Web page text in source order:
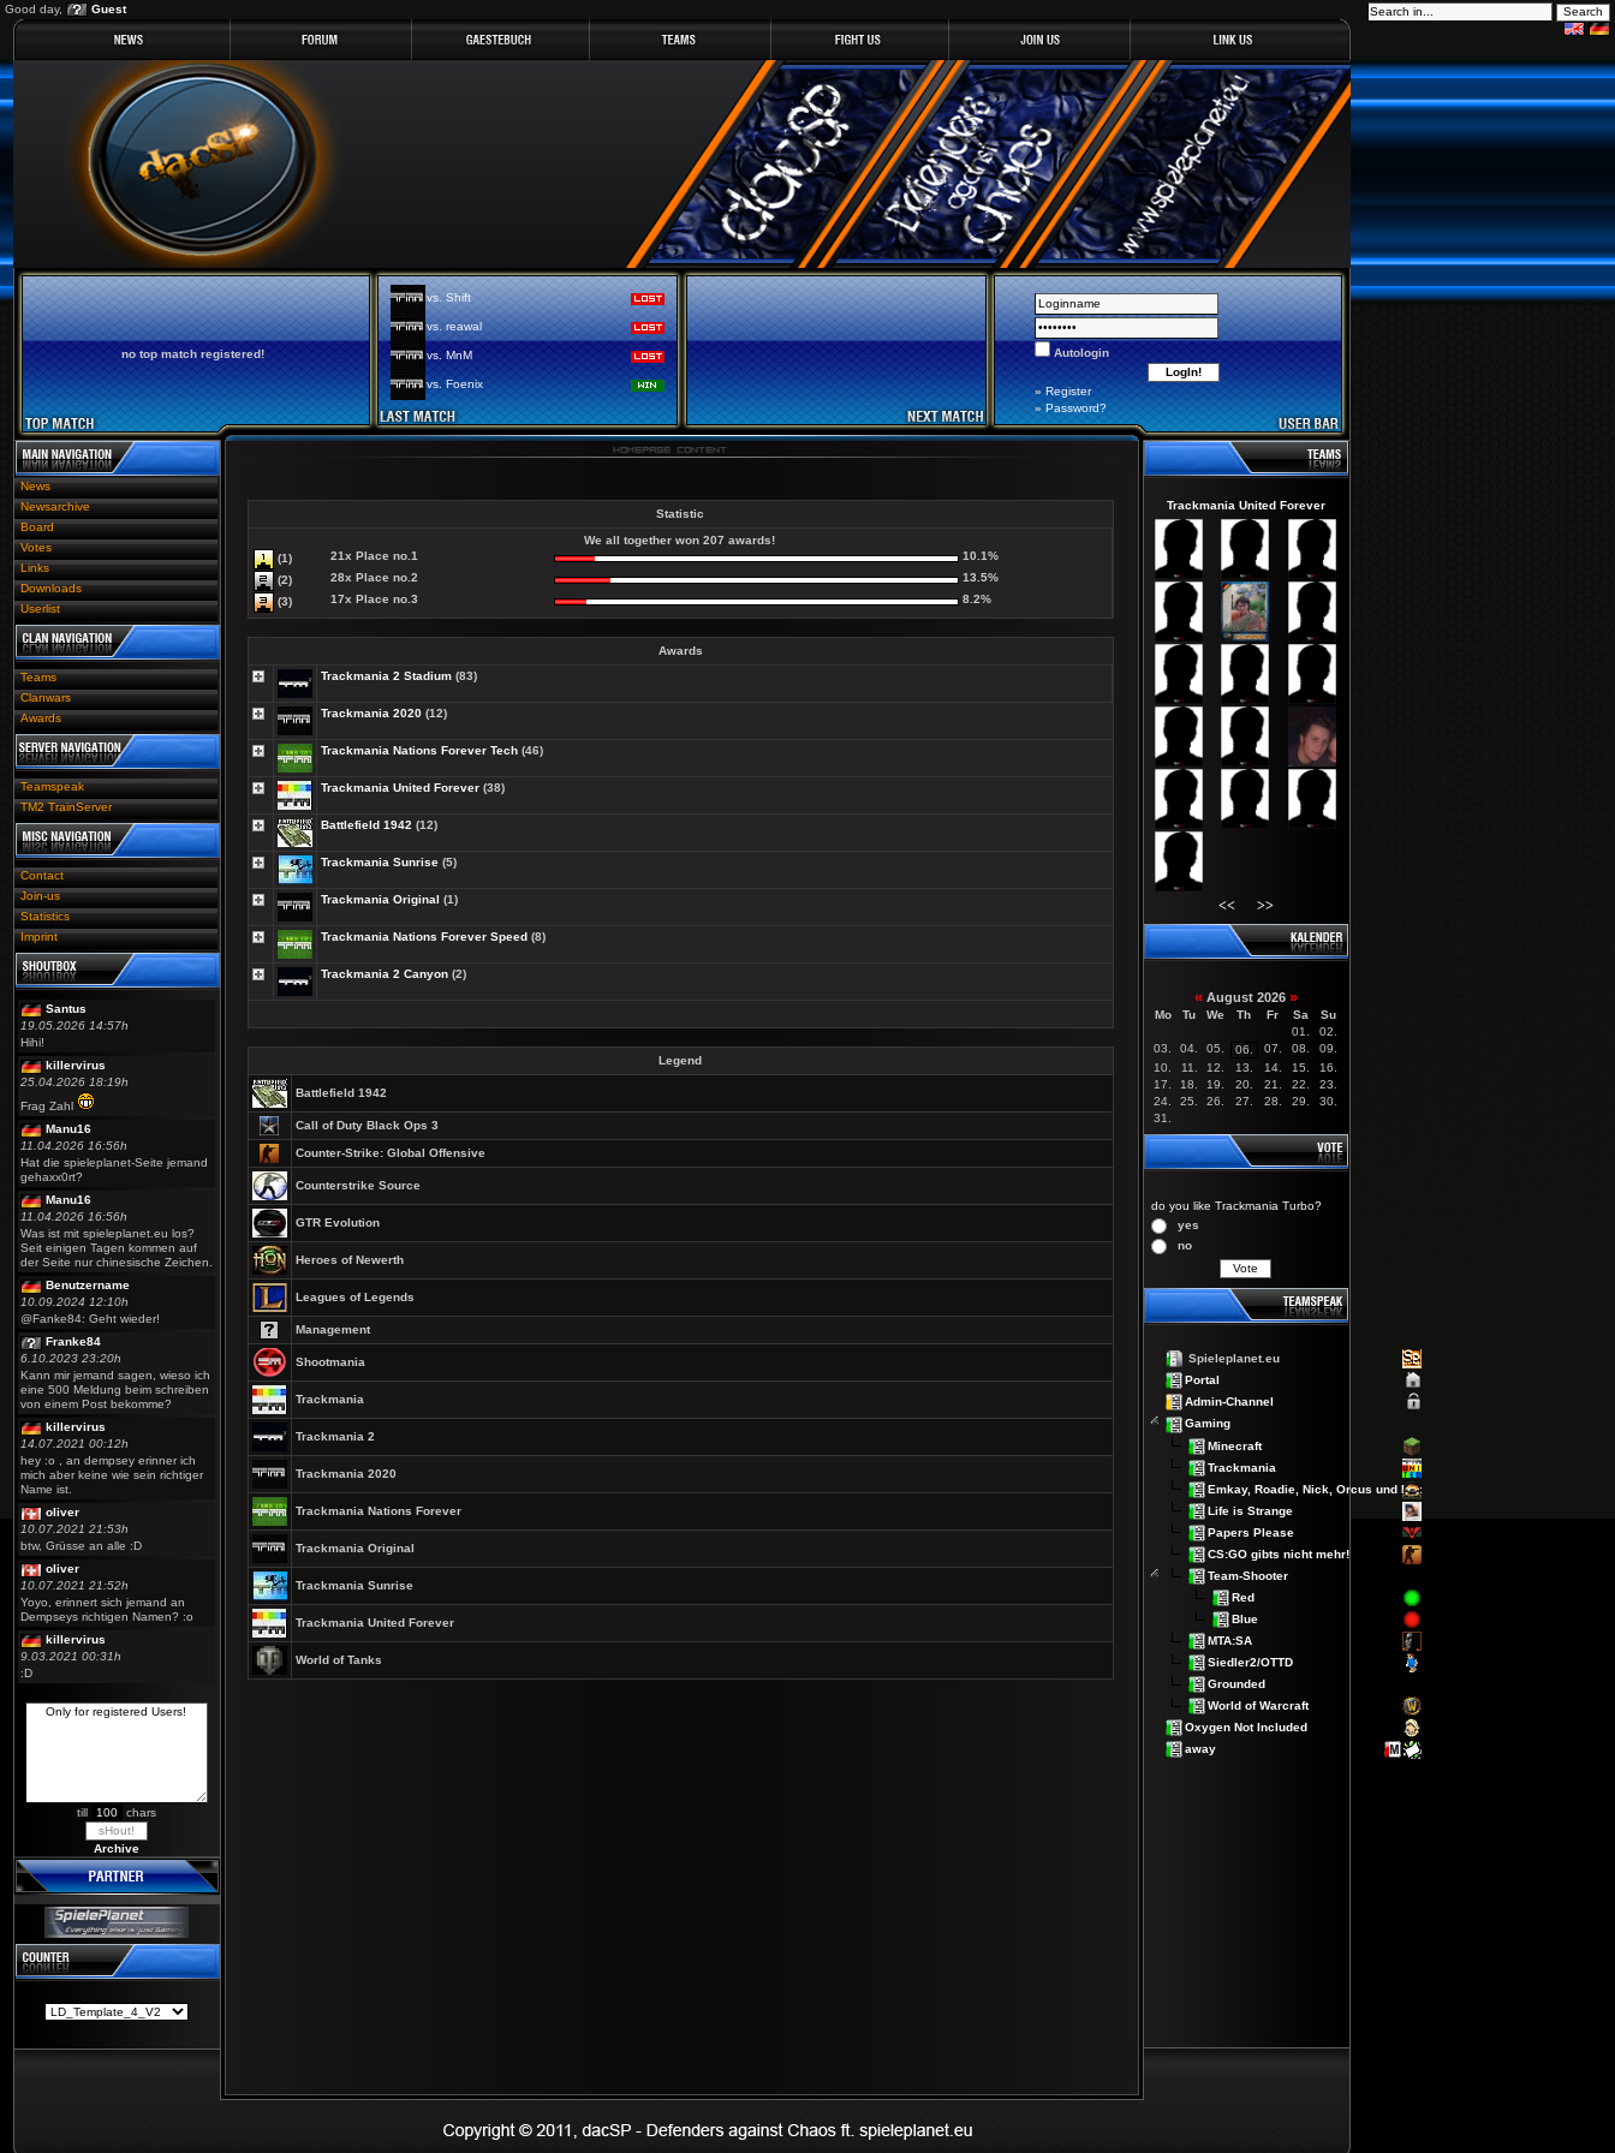
Good day, Guest
no top match registered!
vs. Shift
vs. reawal
vs. MnM
vs. Foenix
Autologin
» Register
» Password?
News
Newsarchive
Board
Votes
Links
Downloads
Userlist
Teams
Clanwars
Awards
Teamspeak
TM2 TrainServer
Contact
Join-us
Statistics
Imprint
Santus
19.05.2026 14:57h
Hihi!
killervirus
25.04.2026 18:19h
Frag Zahl
Manu16
11.04.2026 16:56h
Hat die spieleplanet-Seite jemand
gehaxx0rt?
Manu16
11.04.2026 16:56h
Was ist mit spieleplanet.eu los?
Seit einigen Tagen kommen auf
der Seite nur chinesische Zeichen.
Benutzername
10.09.2024 12:10h
@Fanke84: Geht wieder!
Franke84
6.10.2023 23:20h
Kann mir jemand sagen, wieso ich
eine 500 Meldung beim schreiben
von einem Post bekomme?
killervirus
14.07.2021 00:12h
hey :o , an dempsey erinner ich
mich aber keine wie sein richtiger
Name ist.
oliver
10.07.2021 21:53h
btw, Grüsse an alle :D
oliver
10.07.2021 21:52h
Yoyo, erinnert sich jemand an
Dempseys richtigen Namen? :o
killervirus
9.03.2021 00:31h
:D
till chars
Archive
Statistic
We all together won 207 awards!
(1)
21xPlace no.1
10.1%
(2)
28xPlace no.2
13.5%
(3)
17xPlace no.3 8.2%
Awards
Trackmania 2 Stadium(83)
Trackmania 2020(12)
Trackmania Nations Forever Tech(46)
Trackmania United Forever(38)
Battlefield 1942(12)
Trackmania Sunrise(5)
Trackmania Original (1)
Trackmania Nations Forever Speed (8)
Trackmania 2 Canyon(2)
Legend
Battlefield 1942
Call of Duty Black Ops 3
Counter-Strike: Global Offensive
Counterstrike Source
GTR Evolution
Heroes of Newerth
Leagues of Legends
Management
Shootmania
Trackmania
Trackmania 2
Trackmania 2020
Trackmania Nations Forever
Trackmania Original
Trackmania Sunrise
Trackmania United Forever
World of Tanks
Trackmania United Forever
<< >>
« August 2026 »
Mo Tu We Th Fr Sa
Su
01.
02.
03.
04. 05. 06. 07. 08.
09.
10.
11. 12. 13. 14. 15.
16.
17.
18. 19. 20. 21. 22.
23.
24.
25. 26. 27. 28. 29.
30.
31.
do you like Trackmania Turbo?
yes
no
Spieleplanet.eu
Portal
Admin-Channel
Gaming
Minecraft
Trackmania
Emkay, Roadie, Nick, Orcus und Lex
Life is Strange
Papers Please
CS:GO gibts nicht mehr!
Team-Shooter
Red
Blue
MTA:SA
Siedler2/OTTD
Grounded
World of Warcraft
Oxygen Not Included
away